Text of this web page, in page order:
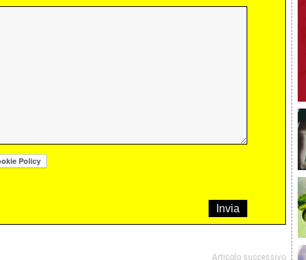
Articolo successivo